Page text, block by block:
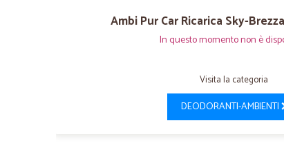
Ambi Pur Car Ricarica Sky-
In questo momento non è
Visita la categoria
DEODORANTI-AMBIENTI